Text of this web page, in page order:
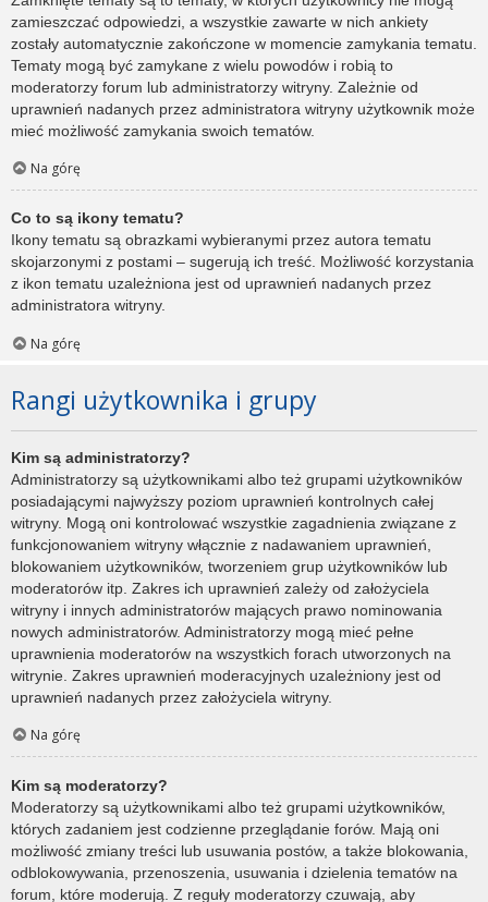
zamieszczać odpowiedzi, a wszystkie zawarte w nich ankiety
zostały automatycznie zakończone w momencie zamykania tematu.
Tematy mogą być zamykane z wielu powodów i robią to
moderatorzy forum lub administratorzy witryny. Zależnie od
uprawnień nadanych przez administratora witryny użytkownik może
mieć możliwość zamykania swoich tematów.
Na górę
Co to są ikony tematu?
Ikony tematu są obrazkami wybieranymi przez autora tematu
skojarzonymi z postami – sugerują ich treść. Możliwość korzystania
z ikon tematu uzależniona jest od uprawnień nadanych przez
administratora witryny.
Na górę
Rangi użytkownika i grupy
Kim są administratorzy?
Administratorzy są użytkownikami albo też grupami użytkowników
posiadającymi najwyższy poziom uprawnień kontrolnych całej
witryny. Mogą oni kontrolować wszystkie zagadnienia związane z
funkcjonowaniem witryny włącznie z nadawaniem uprawnień,
blokowaniem użytkowników, tworzeniem grup użytkowników lub
moderatorów itp. Zakres ich uprawnień zależy od założyciela
witryny i innych administratorów mających prawo nominowania
nowych administratorów. Administratorzy mogą mieć pełne
uprawnienia moderatorów na wszystkich forach utworzonych na
witrynie. Zakres uprawnień moderacyjnych uzależniony jest od
uprawnień nadanych przez założyciela witryny.
Na górę
Kim są moderatorzy?
Moderatorzy są użytkownikami albo też grupami użytkowników,
których zadaniem jest codzienne przeglądanie forów. Mają oni
możliwość zmiany treści lub usuwania postów, a także blokowania,
odblokowywania, przenoszenia, usuwania i dzielenia tematów na
forum, które moderują. Z reguły moderatorzy czuwają, aby